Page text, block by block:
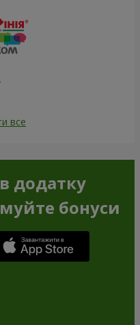
все
додатку
бонуси